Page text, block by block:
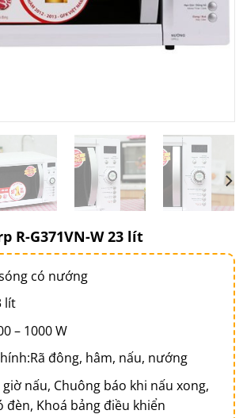
R-G371VN-W 23 lít
có nướng
lít
– 1000 W
Rã đông, hâm, nấu, nướng
giờ nấu, Chuông báo khi nấu xong,
đèn, Khoá bảng điều khiển